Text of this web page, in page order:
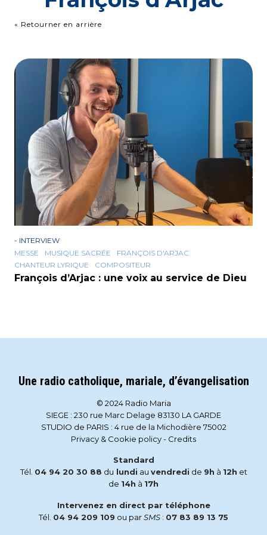
« Retourner en arrière
- INTERVIEW
MESSE
MUSIQUE SACRÉE
FRANÇOIS D'ARJAC
CHANTEUR LYRIQUE
COMPOSITEUR
François d’Arjac : une voix au service de Dieu
Une radio catholique, mariale, d’évangelisation
© 2024 Radio Maria
SIEGE : 230 rue Marc Delage 83130 LA GARDE
STUDIO de PARIS : 4 rue de la Michodière 75002
Privacy & Cookie policy- Credits
Standard
Tél. 04 94 20 30 88 du lundi au vendredi de 9h à 12h et
de 14h à 17h
Intervenez en direct par téléphone
Tél. 04 94 209 109 ou parSMS : 07 83 89 13 75